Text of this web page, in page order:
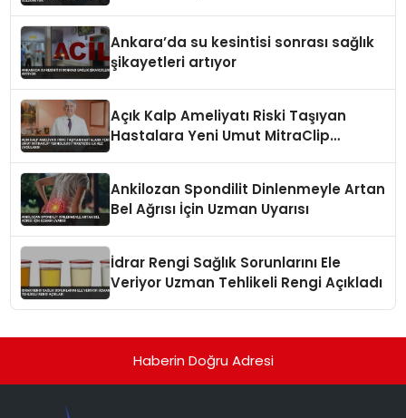
Ankara’da su kesintisi sonrası sağlık
şikayetleri artıyor
Açık Kalp Ameliyatı Riski Taşıyan
Hastalara Yeni Umut MitraClip
Ankilozan Spondilit Dinlenmeyle Artan
Bel Ağrısı İçin Uzman Uyarısı
İdrar Rengi Sağlık Sorunlarını Ele
Veriyor Uzman Tehlikeli Rengi Açıkladı
Haberin Doğru Adresi